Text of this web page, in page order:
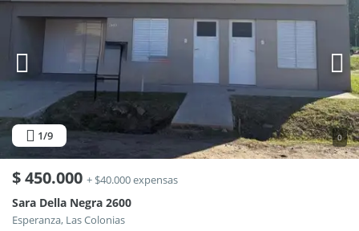
1/9 0
$450.000 + $40.000 expensas
Sara Della Negra 2600
Esperanza, Las Colonias